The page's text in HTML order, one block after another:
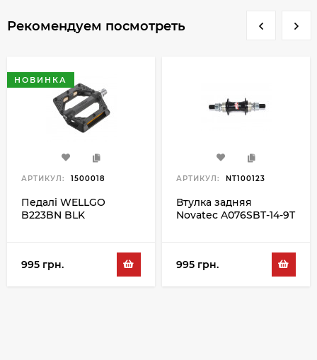
Рекомендуем посмотреть
НОВИНКА
АРТИКУЛ: 1500018
Педалі WELLGO
B223BN BLK
995 грн.
АРТИКУЛ: NT100123
Втулка задняя
Novatec A076SBT-14-9T
995 грн.